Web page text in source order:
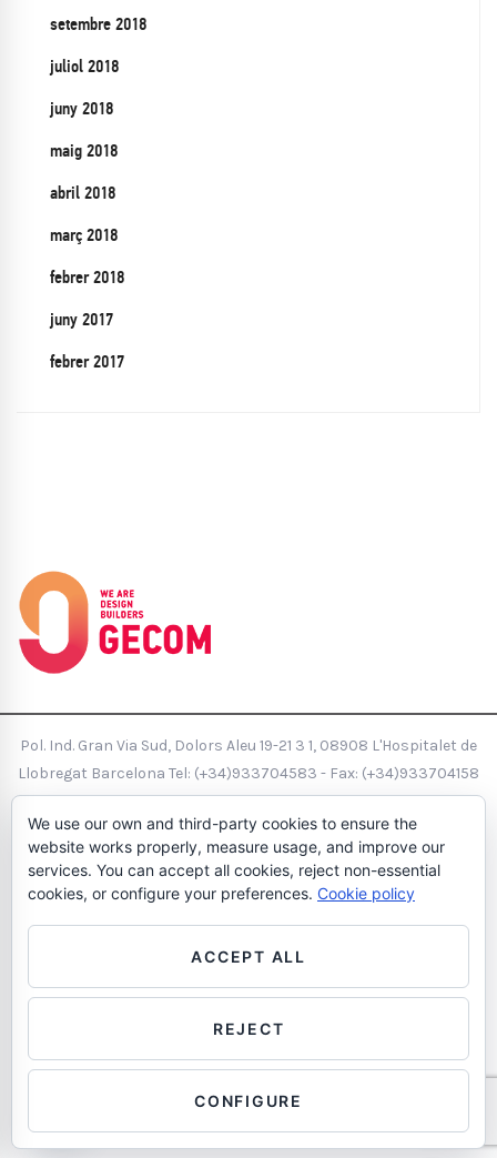
setembre 2018
juliol 2018
juny 2018
maig 2018
abril 2018
març 2018
febrer 2018
juny 2017
febrer 2017
Pol. Ind. Gran Via Sud, Dolors Aleu 19-21 3 1, 08908 L'Hospitalet de
Llobregat Barcelona Tel: (+34)933704583 - Fax: (+34)933704158
- hola@wearegecom.com
Avis Legal Política de Cookies Política de Privacitat Política de
calidad
We use our own and third-party cookies to ensure the
website works properly, measure usage, and improve our
services. You can accept all cookies, reject non-essential
cookies, or configure your preferences. Cookie policy
ACCEPT ALL
REJECT
CONFIGURE
Contáctanos